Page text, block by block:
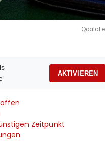
AKTIVIEREN
Zeitpunkt